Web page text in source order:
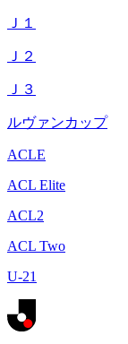
Ｊ１
Ｊ２
Ｊ３
ルヴァンカップ
ACLE
ACL Elite
ACL2
ACL Two
U-21